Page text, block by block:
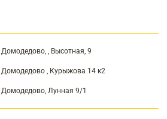
, Высотная, 9
, Курыжова 14 к2
Лунная 9/1